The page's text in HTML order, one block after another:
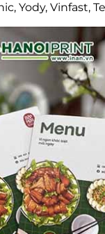
Yody, Vinfast,